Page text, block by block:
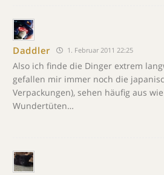
Daddler 1. Februar 2011 22:25
Also ich finde die Dinger extrem
gefallen mir immer noch die
Verpackungen), sehen häufig aus
Wundertüten…